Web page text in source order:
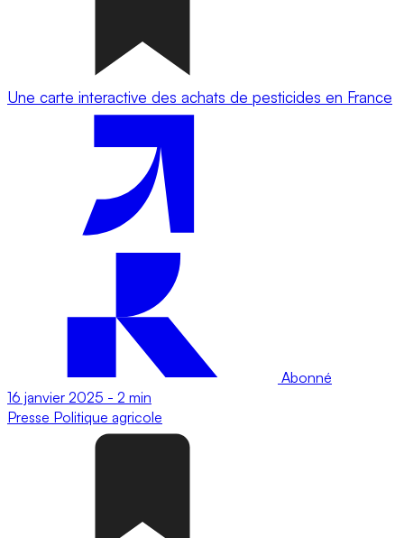
Une carte interactive des achats de pesticides en France
Abonné
16 janvier 2025 - 2 min
Presse Politique agricole